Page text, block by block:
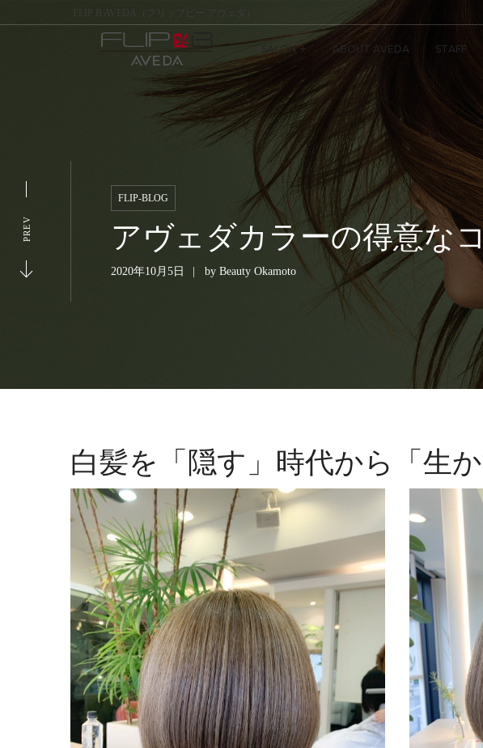
FLIP B AVEDA（フリップビー アヴェダ）
SALON ABOUT AVEDA STAFF
FLIP-BLOG
アヴェダカラーの得意な
2020年10月5日 by Beauty Okamoto
PREV
白髪を「隠す」時代から「生